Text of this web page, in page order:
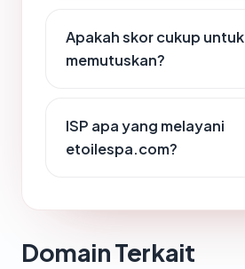
Apakah skor cukup untuk
memutuskan?
ISP apa yang melayani
etoilespa.com?
Domain Terkait